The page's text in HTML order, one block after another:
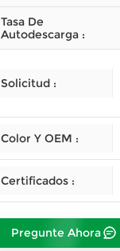
Tasa De
Autodescarga :
Solicitud :
Color Y OEM :
Certificados :
Pregunte Ahora